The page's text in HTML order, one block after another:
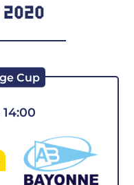
2020
Cup